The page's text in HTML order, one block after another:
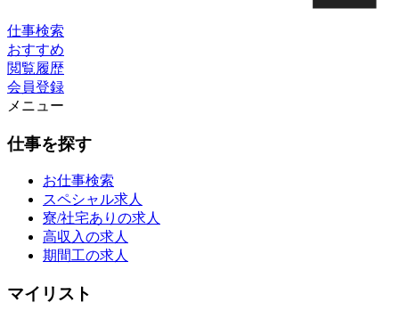
仕事検索
おすすめ
閲覧履歴
会員登録
メニュー
仕事を探す
お仕事検索
スペシャル求人
寮/社宅ありの求人
高収入の求人
期間工の求人
マイリスト